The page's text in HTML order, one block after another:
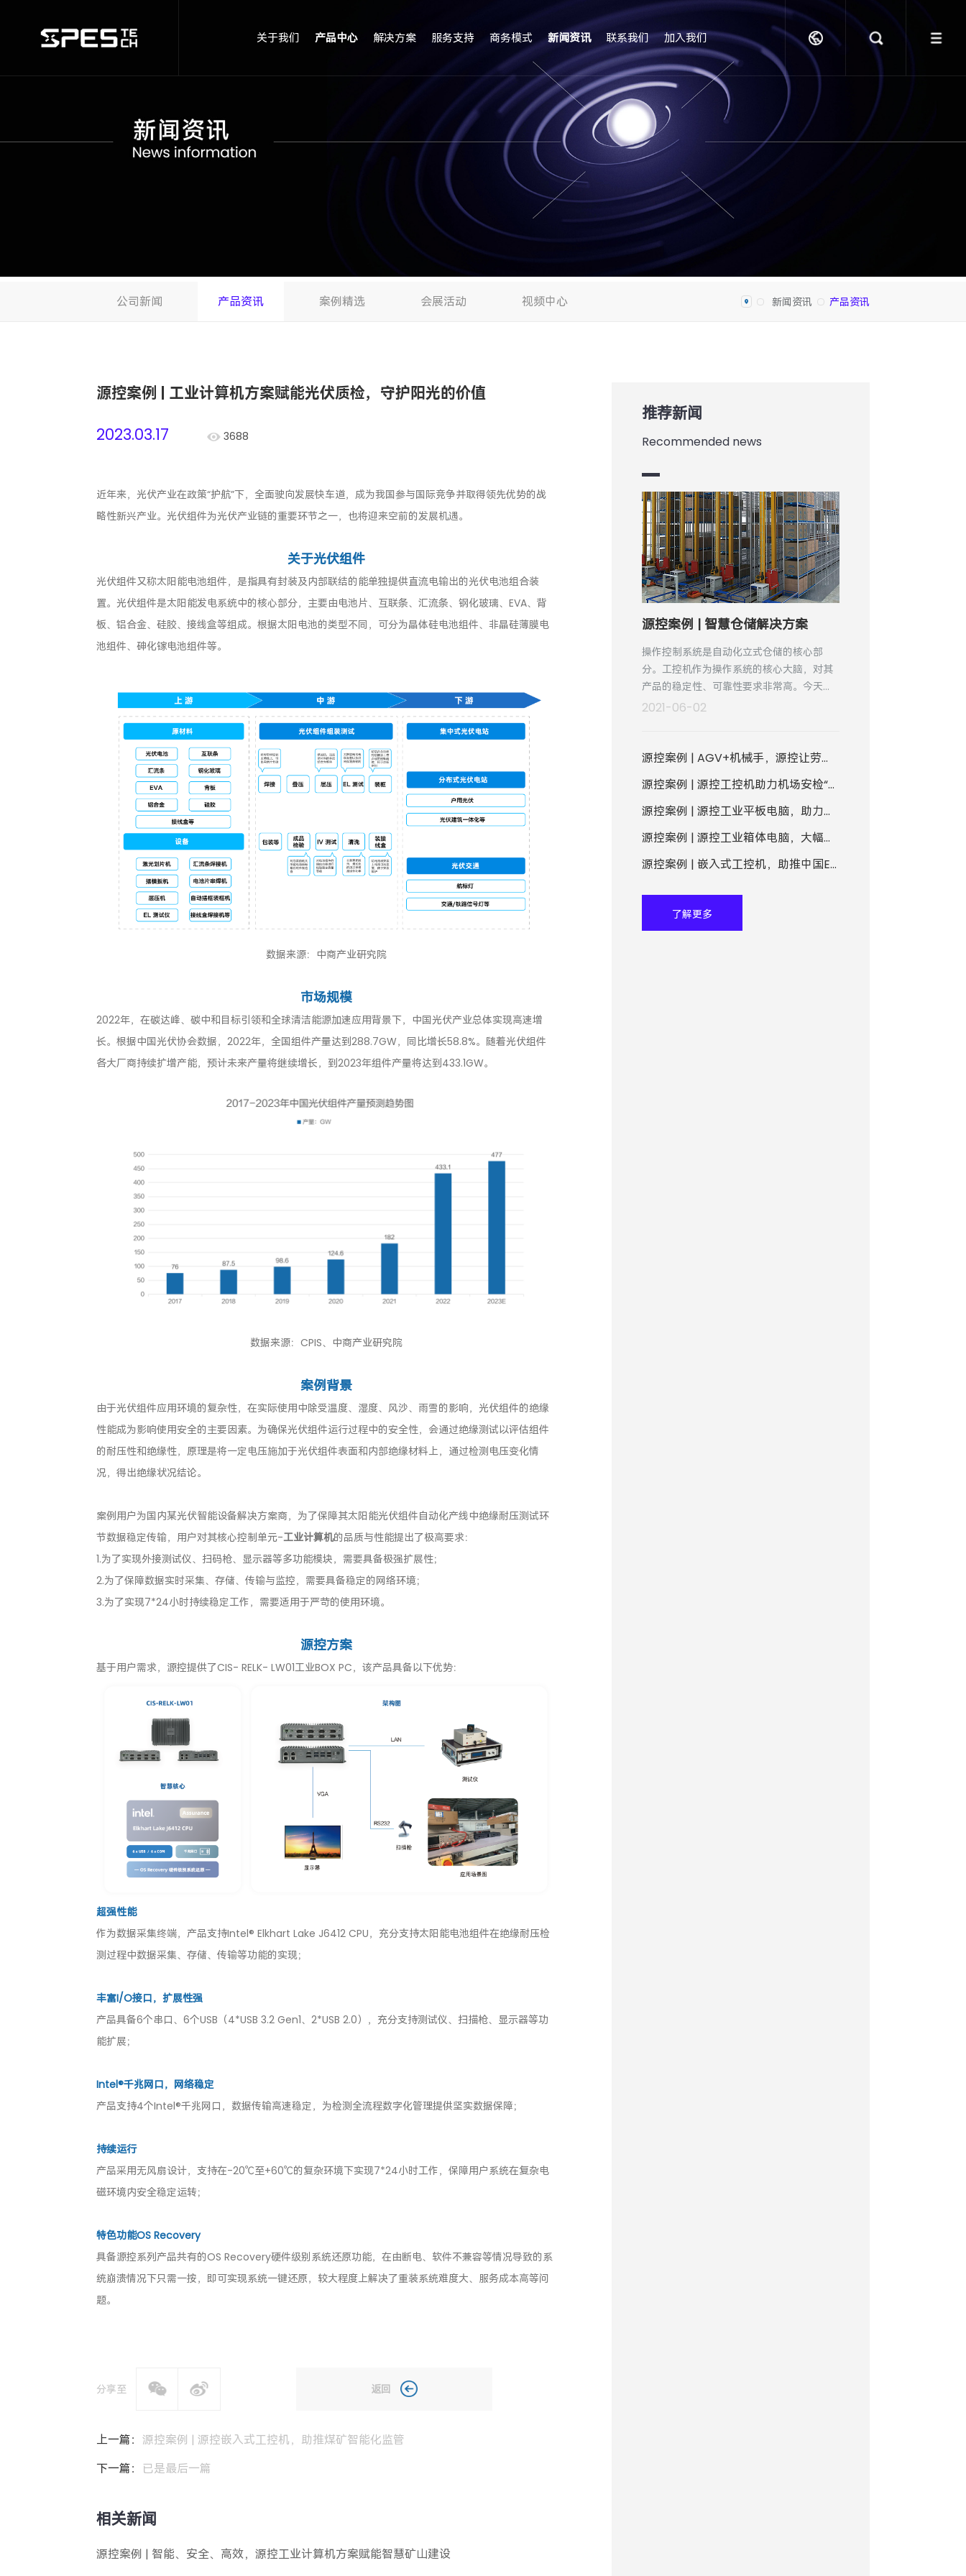
关于我们 产品中心 解决方案 服务支持 商务模式 新闻资讯 联系我们 加入我们
公司新闻 产品资讯 案例精选 会展活动 视频中心 新闻资讯 产品资讯
源控案例 | 工业计算机方案赋能光伏质检，守护阳光的价值
2023.03.17 3688
近年来，光伏产业在政策“护航”下，全面驶向发展快车道，成为我国参与国际竞争并取得领先优势的战
略性新兴产业。光伏组件为光伏产业链的重要环节之一，也将迎来空前的发展机遇。
关于光伏组件
光伏组件又称太阳能电池组件，是指具有封装及内部联结的能单独提供直流电输出的光伏电池组合装
置。光伏组件是太阳能发电系统中的核心部分，主要由电池片、互联条、汇流条、钢化玻璃、EVA、背
板、铝合金、硅胶、接线盒等组成。根据太阳电池的类型不同，可分为晶体硅电池组件、非晶硅薄膜电
池组件、砷化镓电池组件等。
数据来源：中商产业研究院
市场规模
2022年，在碳达峰、碳中和目标引领和全球清洁能源加速应用背景下，中国光伏产业总体实现高速增
长。根据中国光伏协会数据，2022年，全国组件产量达到288.7GW，同比增长58.8%。随着光伏组件
各大厂商持续扩增产能，预计未来产量将继续增长，到2023年组件产量将达到433.1GW。
数据来源：CPIS、中商产业研究院
案例背景
由于光伏组件应用环境的复杂性，在实际使用中除受温度、湿度、风沙、雨雪的影响，光伏组件的绝缘
性能成为影响使用安全的主要因素。为确保光伏组件运行过程中的安全性，会通过绝缘测试以评估组件
的耐压性和绝缘性，原理是将一定电压施加于光伏组件表面和内部绝缘材料上，通过检测电压变化情
况，得出绝缘状况结论。
案例用户为国内某光伏智能设备解决方案商，为了保障其太阳能光伏组件自动化产线中绝缘耐压测试环
节数据稳定传输，用户对其核心控制单元-工业计算机的品质与性能提出了极高要求：
1.为了实现外接测试仪、扫码枪、显示器等多功能模块，需要具备极强扩展性；
2.为了保障数据实时采集、存储、传输与监控，需要具备稳定的网络环境；
3.为了实现7*24小时持续稳定工作，需要适用于严苛的使用环境。
源控方案
基于用户需求，源控提供了CIS- RELK- LW01工业BOX PC，该产品具备以下优势：
超强性能
作为数据采集终端，产品支持Intel® Elkhart Lake J6412 CPU，充分支持太阳能电池组件在绝缘耐压检
测过程中数据采集、存储、传输等功能的实现；
丰富I/O接口，扩展性强
产品具备6个串口、6个USB（4*USB 3.2 Gen1、2*USB 2.0），充分支持测试仪、扫描枪、显示器等功
能扩展；
Intel®千兆网口，网络稳定
产品支持4个Intel®千兆网口，数据传输高速稳定，为检测全流程数字化管理提供坚实数据保障；
持续运行
产品采用无风扇设计，支持在-20℃至+60℃的复杂环境下实现7*24小时工作，保障用户系统在复杂电
磁环境内安全稳定运转；
特色功能OS Recovery
具备源控系列产品共有的OS Recovery硬件级别系统还原功能，在由断电、软件不兼容等情况导致的系
统崩溃情况下只需一按，即可实现系统一键还原，较大程度上解决了重装系统难度大、服务成本高等问
题。
分享至 返回
上一篇：源控案例 | 源控嵌入式工控机，助推煤矿智能化监管
下一篇： 已是最后一篇
相关新闻
源控案例 | 智能、安全、高效，源控工业计算机方案赋能智慧矿山建设
推荐新闻
Recommended news
源控案例 | 智慧仓储解决方案
操作控制系统是自动化立式仓储的核心部
分。工控机作为操作系统的核心大脑，对其
产品的稳定性、可靠性要求非常高。今天小
编为大家带来一个案例，了解自动化立式仓
2021-06-02
源控案例 | AGV+机械手，源控让劳模机器人们更优秀了！
源控案例 | 源控工控机助力机场安检“智能通关”
源控案例 | 源控工业平板电脑，助力企业数字化工厂建设
源控案例 | 源控工业箱体电脑，大幅提升AOI检测设备稳定性
源控案例 | 嵌入式工控机，助推中国ETC勃兴
了解更多